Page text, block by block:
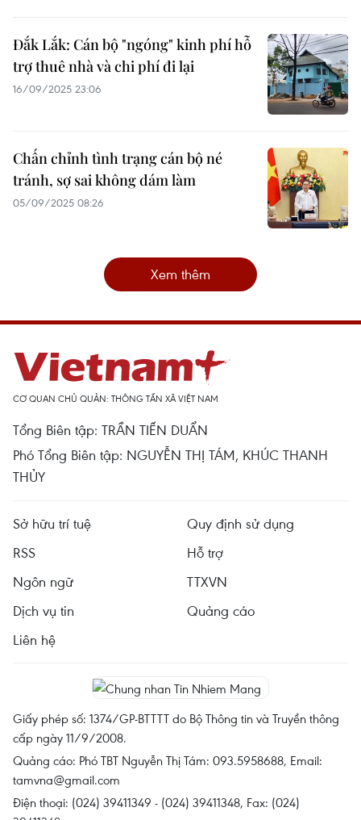
Đắk Lắk: Cán bộ "ngóng" kinh phí hỗ
trợ thuê nhà và chi phí đi lại
16/09/2025 23:06
Chấn chỉnh tình trạng cán bộ né
tránh, sợ sai không dám làm
05/09/2025 08:26
Xem thêm
CƠ QUAN CHỦ QUẢN: THÔNG TẤN XÃ VIỆT NAM
Tổng Biên tập: TRẦN TIẾN DUẨN
Phó Tổng Biên tập: NGUYỄN THỊ TÁM, KHÚC THANH
THỦY
Sở hữu trí tuệ
Quy định sử dụng
RSS
Hỗ trợ
Ngôn ngữ
TTXVN
Dịch vụ tin
Quảng cáo
Liên hệ
Giấy phép số: 1374/GP-BTTTT do Bộ Thông tin và Truyền thông
cấp ngày 11/9/2008.
Quảng cáo: Phó TBT Nguyễn Thị Tám: 093.5958688, Email:
tamvna@gmail.com
Điện thoại: (024) 39411349 - (024) 39411348, Fax: (024)